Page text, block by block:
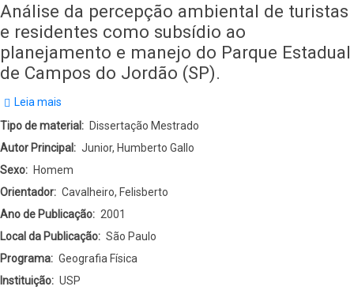
Análise da percepção ambiental de turistas
e residentes como subsídio ao
planejamento e manejo do Parque Estadual
de Campos do Jordão (SP).
Leia mais
Análise
da
percepção
ambiental
de
turistas
e
residentes
Tipo de material
Dissertação Mestrado
Autor Principal
Junior, Humberto Gallo
Sexo
Homem
Orientador
Cavalheiro, Felisberto
Ano de Publicação
2001
Local da Publicação
São Paulo
Programa
Geografia Física
Instituição
USP